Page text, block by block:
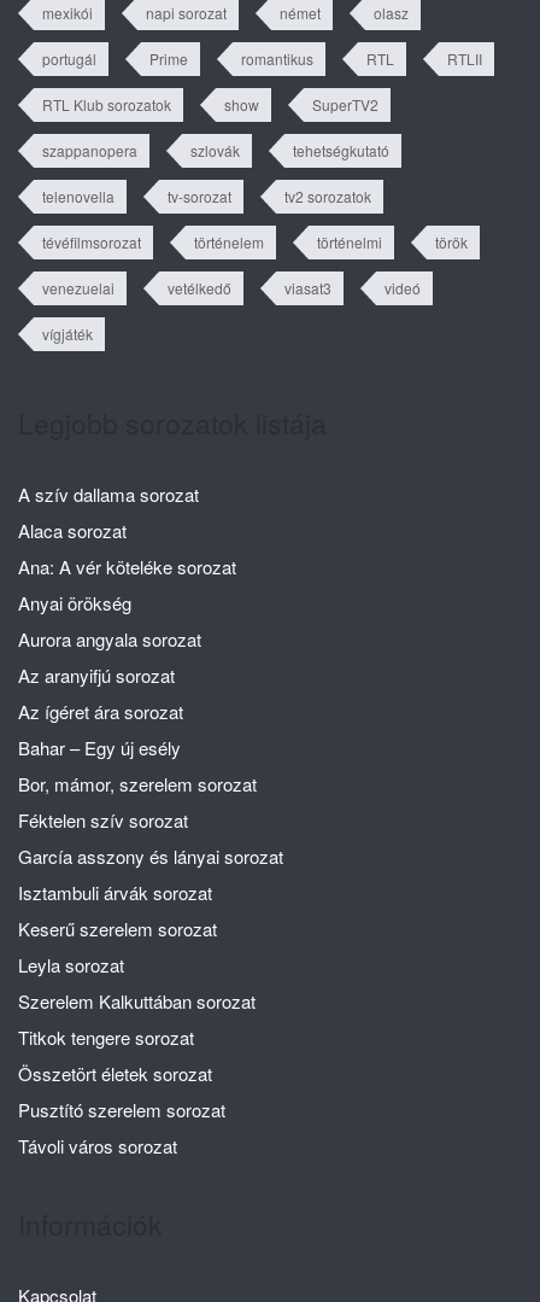
mexikói napi sorozat német olasz
portugál Prime romantikus RTL RTLII
RTL Klub sorozatok show SuperTV2
szappanopera szlovák tehetségkutató
telenovella tv-sorozat tv2 sorozatok
tévéfilmsorozat történelem történelmi török
venezuelai vetélkedő viasat3 videó
vígjáték
A szív dallama sorozat
Alaca sorozat
Ana: A vér köteléke sorozat
Anyai örökség
Aurora angyala sorozat
Az aranyifjú sorozat
Az ígéret ára sorozat
Bahar – Egy új esély
Bor, mámor, szerelem sorozat
Féktelen szív sorozat
García asszony és lányai sorozat
Isztambuli árvák sorozat
Keserű szerelem sorozat
Leyla sorozat
Szerelem Kalkuttában sorozat
Titkok tengere sorozat
Összetört életek sorozat
Pusztító szerelem sorozat
Távoli város sorozat
Kapcsolat